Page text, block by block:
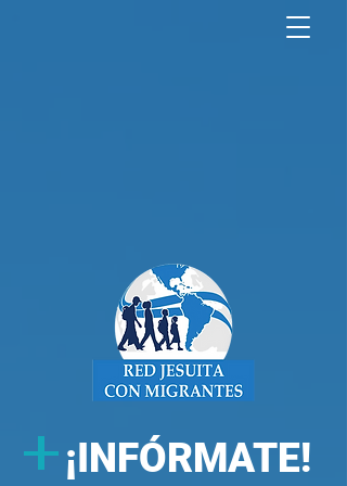
+¡INFÓRMATE!